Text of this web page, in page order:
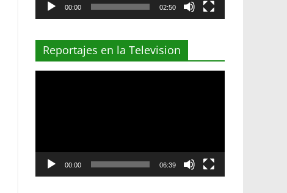
00:00 02:50
Reportajes en la Television
00:00 06:39